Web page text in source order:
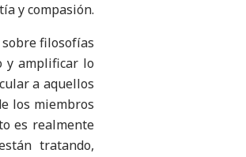
y compasión.
filosofías
y amplificar lo
a aquellos
los miembros
es realmente
tratando,